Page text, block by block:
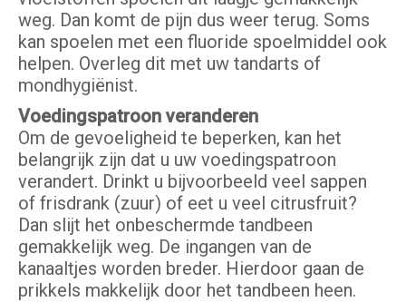
weg. Dan komt de pijn dus weer terug. Soms
kan spoelen met een fluoride spoelmiddel ook
helpen. Overleg dit met uw tandarts of
mondhygiënist.
Voedingspatroon veranderen
Om de gevoeligheid te beperken, kan het
belangrijk zijn dat u uw voedingspatroon
verandert. Drinkt u bijvoorbeeld veel sappen
of frisdrank (zuur) of eet u veel citrusfruit?
Dan slijt het onbeschermde tandbeen
gemakkelijk weg. De ingangen van de
kanaaltjes worden breder. Hierdoor gaan de
prikkels makkelijk door het tandbeen heen.